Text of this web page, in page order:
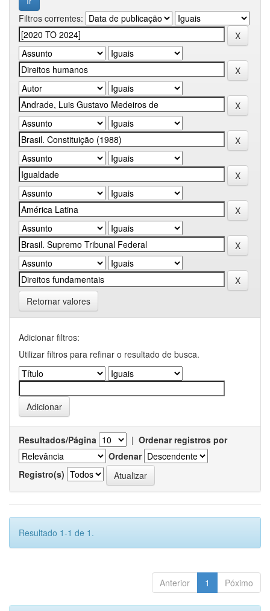
Filtros correntes:
Retornar valores
Adicionar filtros:
Utilizar filtros para refinar o resultado de busca.
Resultados/Página | Ordenar registros por
Ordenar
Registro(s)
Resultado 1-1 de 1.
Anterior 1 Póximo